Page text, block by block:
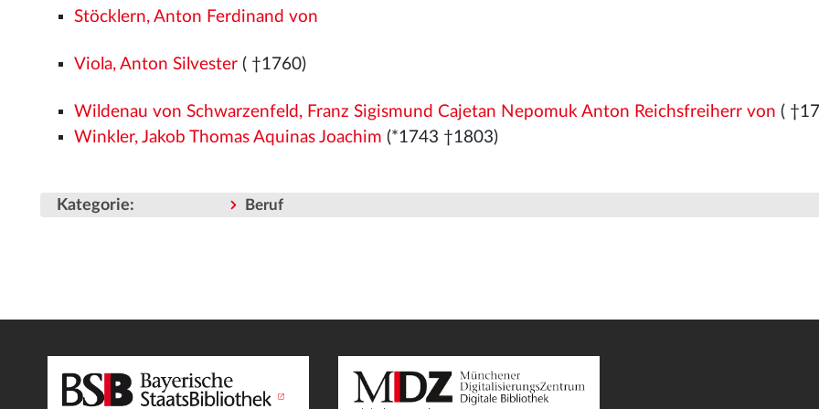
Stöcklern, Anton Ferdinand von
Viola, Anton Silvester ( †1760)
Wildenau von Schwarzenfeld, Franz Sigismund Cajetan Nepomuk Anton Reichsfreiherr von (
Winkler, Jakob Thomas Aquinas Joachim (*1743 †1803)
Kategorie: Beruf